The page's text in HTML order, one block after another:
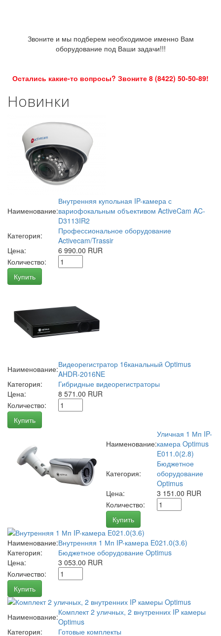
Звоните и мы подберем необходимое именно Вам
оборудование под Ваши задачи!!!
Остались какие-то вопросы? Звоните 8 (8422) 50-50-89!
Новинки
Наименование:
Внутренняя купольная IP-камера с
вариофокальным объективом ActiveCam AC-
D3113IR2
Категория:
Профессиональное оборудование
Activecam/Trassir
Цена:
6 990.00 RUR
Количество:
Купить
Наименование:Видеорегистратор 16канальный Optimus
AHDR-2016NE
Категория:
Гибридные видеорегистраторы
Цена:
8 571.00 RUR
Количество:
Купить
Наименование:
Уличная 1 Мп IP-
камера Optimus
E011.0(2.8)
Категория:
Бюджетное
оборудование
Optimus
Цена:
3 151.00 RUR
Количество:
Купить
Наименование:Внутренняя 1 Мп IP-камера E021.0(3.6)
Категория:
Бюджетное оборудование Optimus
Цена:
3 053.00 RUR
Количество:
Купить
Наименование:Комплект 2 уличных, 2 внутренних IP камеры
Optimus
Категория:
Готовые комплекты